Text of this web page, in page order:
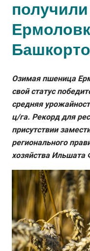
Озимая пшеница
свой статус
средняя
ц/га. Рекорд для
присутствии
регионального
хозяйства Ильшата